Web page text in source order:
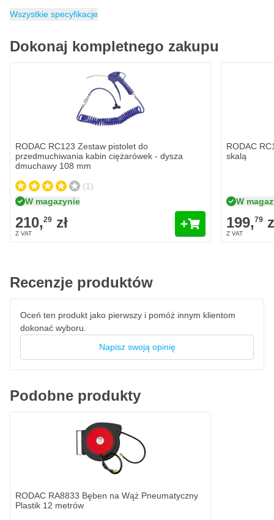
Połączenie 1/4 inch
Opakowanie 1 sztuka
Waga
Kategoria Bęben na wąż do sprężonego powietrza
Wszystkie specyfikacje
Dokonaj kompletnego zakupu
RODAC RC123 Zestaw pistolet do
przedmuchiwania kabin ciężarówek - dysza
dmuchawy 108 mm
(1)
W magazynie
210,29 zł
RODAC
skalą
W
199,79
Recenzje produktów
Oceń ten produkt jako pierwszy i pomóż innym klientom
dokonać wyboru.
Napisz swoją opinię
Podobne produkty
RODAC RA8833 Bęben na Wąż Pneumatyczny
Plastik 12 metrów